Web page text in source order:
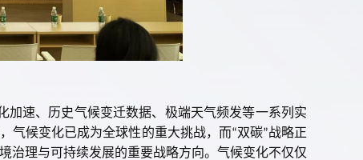
速、历史气候变迁数据、极端天气频发等一系列实
气候变化已成为全球性的重大挑战，而“双碳”战略正
治理与可持续发展的重要战略方向。 气候变化不仅仅